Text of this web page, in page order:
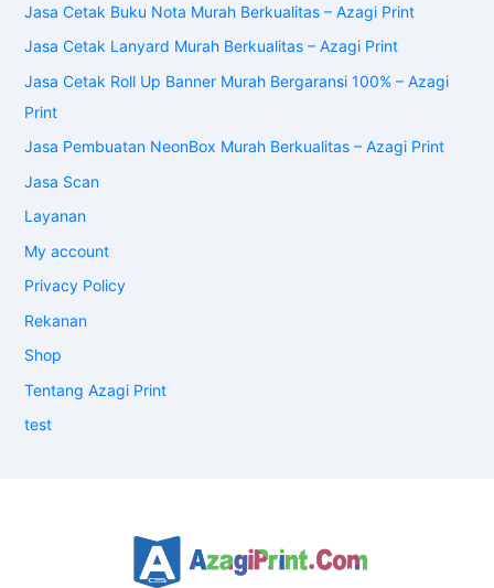
Jasa Cetak Buku Nota Murah Berkualitas – Azagi Print
Jasa Cetak Lanyard Murah Berkualitas – Azagi Print
Jasa Cetak Roll Up Banner Murah Bergaransi 100% – Azagi
Print
Jasa Pembuatan NeonBox Murah Berkualitas – Azagi Print
Jasa Scan
Layanan
My account
Privacy Policy
Rekanan
Shop
Tentang Azagi Print
test